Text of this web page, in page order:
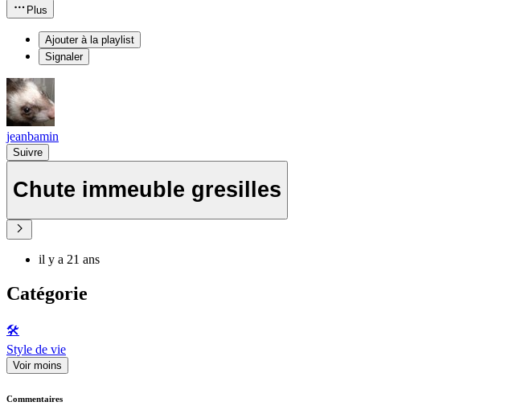
Plus
Ajouter à la playlist
Signaler
jeanbamin
Suivre
Chute immeuble gresilles
il y a 21 ans
Catégorie
🛠️
Style de vie
Voir moins
Commentaires